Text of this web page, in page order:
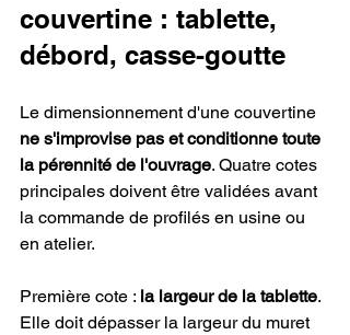
couvertine : tablette,
débord, casse-goutte
Le dimensionnement d'une couvertine
ne s'improvise pas et conditionne toute
la pérennité de l'ouvrage. Quatre cotes
principales doivent être validées avant
la commande de profilés en usine ou
en atelier.
Première cote : la largeur de la tablette.
Elle doit dépasser la largeur du muret